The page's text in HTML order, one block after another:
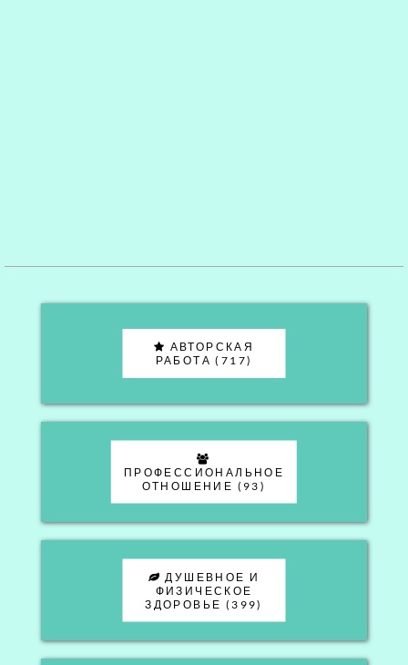
АВТОРСКАЯ
РАБОТА (717)
ПРОФЕССИОНАЛЬНОЕ
ОТНОШЕНИЕ (93)
ДУШЕВНОЕ И
ФИЗИЧЕСКОЕ
ЗДОРОВЬЕ (399)